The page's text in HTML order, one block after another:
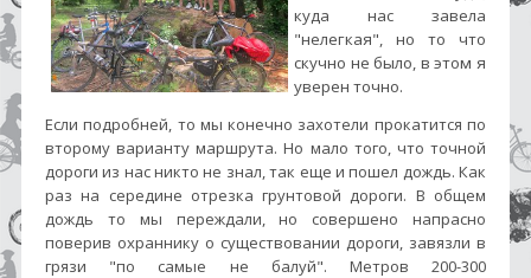
куда нас завела
"нелегкая", но то что
скучно не было, в этом я
уверен точно.
Если подробней, то мы конечно захотели прокатится по
второму варианту маршрута. Но мало того, что точной
дороги из нас никто не знал, так еще и пошел дождь. Как
раз на середине отрезка грунтовой дороги. В общем
дождь то мы переждали, но совершено напрасно
поверив охраннику о существовании дороги, завязли в
грязи "по самые не балуй". Метров 200-300